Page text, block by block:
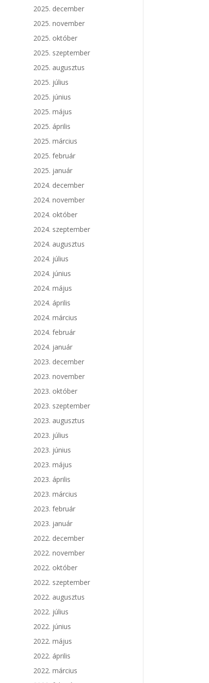
2025. december
2025. november
2025. október
2025. szeptember
2025. augusztus
2025. július
2025. június
2025. május
2025. április
2025. március
2025. február
2025. január
2024. december
2024. november
2024. október
2024. szeptember
2024. augusztus
2024. július
2024. június
2024. május
2024. április
2024. március
2024. február
2024. január
2023. december
2023. november
2023. október
2023. szeptember
2023. augusztus
2023. július
2023. június
2023. május
2023. április
2023. március
2023. február
2023. január
2022. december
2022. november
2022. október
2022. szeptember
2022. augusztus
2022. július
2022. június
2022. május
2022. április
2022. március